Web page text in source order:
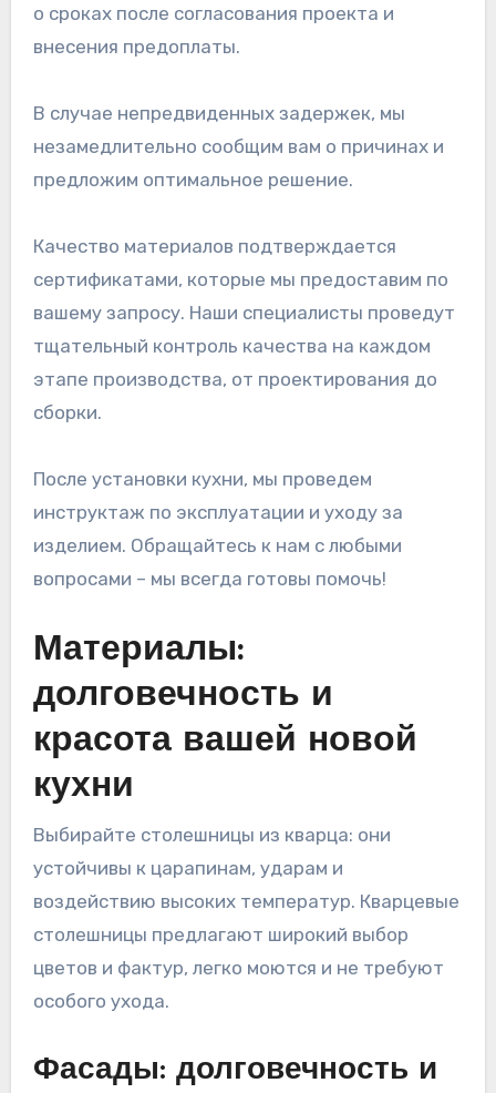
о сроках после согласования проекта и
внесения предоплаты.
В случае непредвиденных задержек, мы
незамедлительно сообщим вам о причинах и
предложим оптимальное решение.
Качество материалов подтверждается
сертификатами, которые мы предоставим по
вашему запросу. Наши специалисты проведут
тщательный контроль качества на каждом
этапе производства, от проектирования до
сборки.
После установки кухни, мы проведем
инструктаж по эксплуатации и уходу за
изделием. Обращайтесь к нам с любыми
вопросами – мы всегда готовы помочь!
Материалы:
долговечность и
красота вашей новой
кухни
Выбирайте столешницы из кварца: они
устойчивы к царапинам, ударам и
воздействию высоких температур. Кварцевые
столешницы предлагают широкий выбор
цветов и фактур, легко моются и не требуют
особого ухода.
Фасады: долговечность и